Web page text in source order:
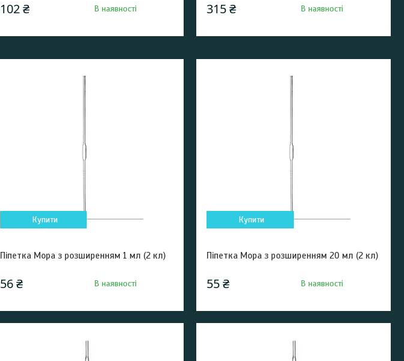
102 ₴ В наявності 315 ₴ В наявності
Купити
Піпетка Мора з розширенням 1 мл (2 кл)
56 ₴ В наявності
Купити
Піпетка Мора з розширенням 20 мл (2 кл)
55 ₴ В наявності